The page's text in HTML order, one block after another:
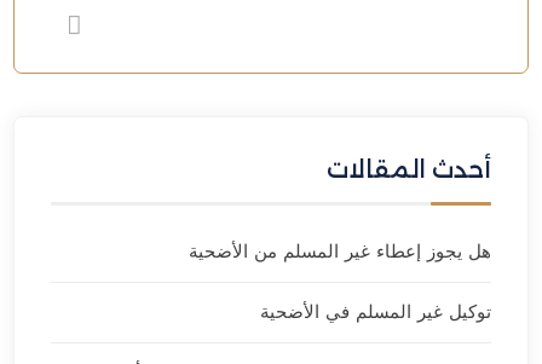
أحدث المقالات
هل يجوز إعطاء غير المسلم من الأضحية
توكيل غير المسلم في الأضحية